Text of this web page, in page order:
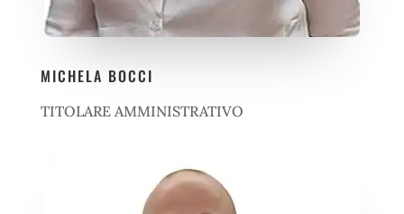
MICHELA BOCCI
TITOLARE AMMINISTRATIVO